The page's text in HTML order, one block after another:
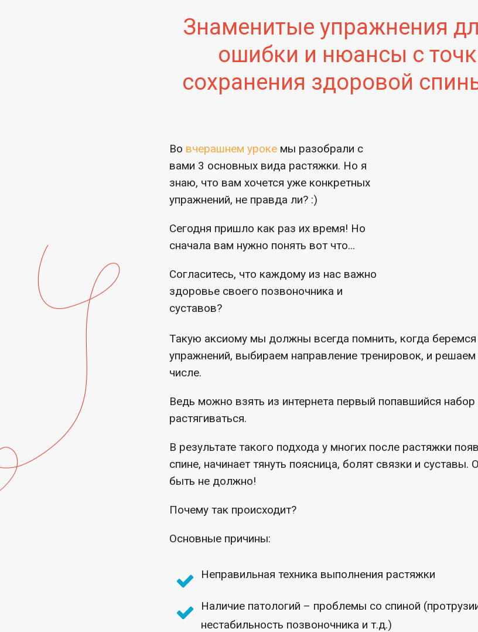
Знаменитые упражнения
ошибки и нюансы с
сохранения здоровой
Во вчерашнем уроке мы разобрали с
вами 3 основных вида растяжки. Но я
знаю, что вам хочется уже конкретных
упражнений, не правда ли? :)
Сегодня пришло как раз их время! Но
сначала вам нужно понять вот что...
Согласитесь, что каждому из нас важно
здоровье своего позвоночника и
суставов?
Такую аксиому мы должны всегда помнить, когда
упражнений, выбираем направление тренировок, и
числе.
Ведь можно взять из интернета первый попавшийся набор
растягиваться.
В результате такого подхода у многих после растяжки
спине, начинает тянуть поясница, болят связки и
быть не должно!
Почему так происходит?
Основные причины:
Неправильная техника выполнения растяжки
Наличие патологий – проблемы со спиной
нестабильность позвоночника и т.д.)